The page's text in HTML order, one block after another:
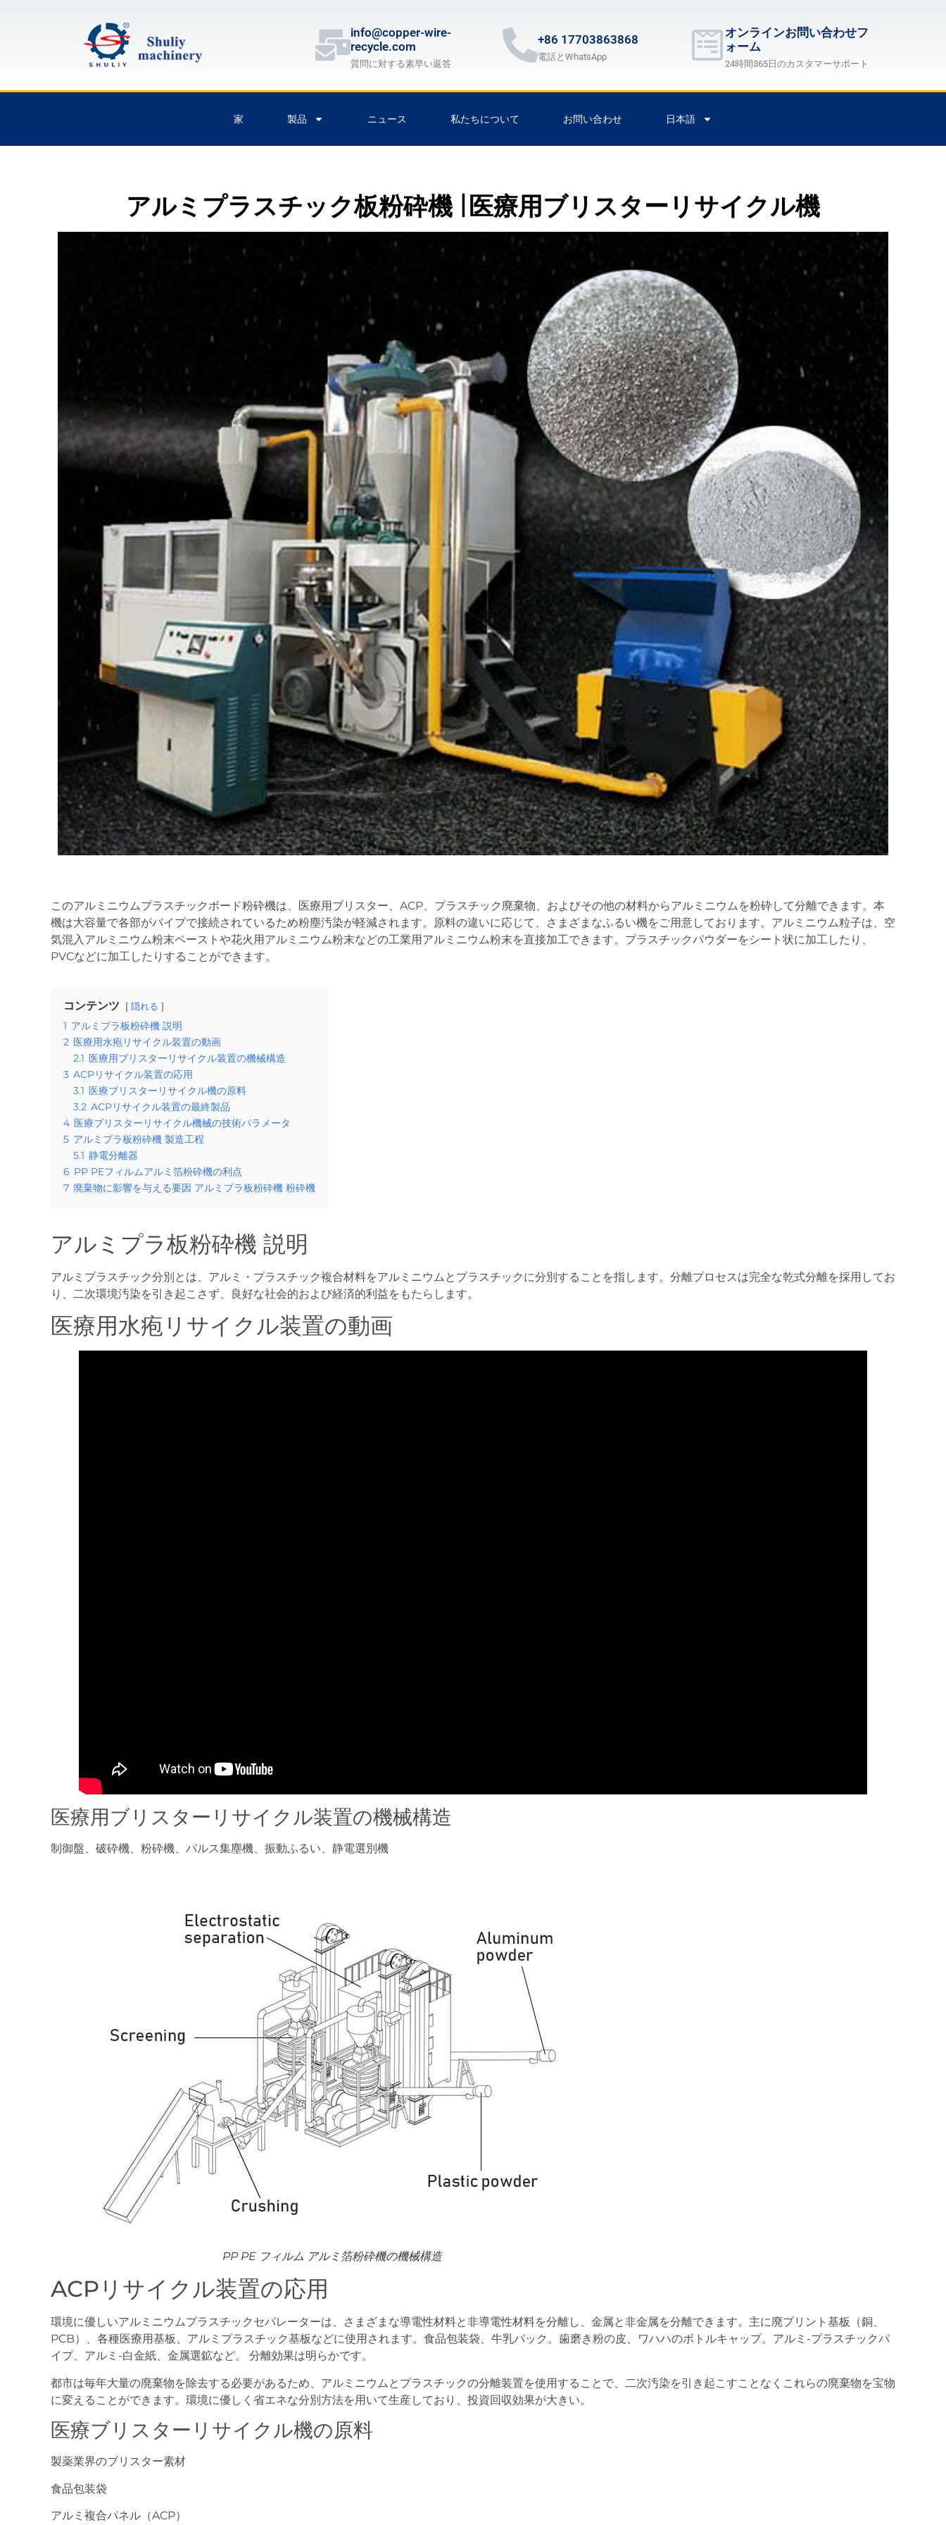
info@copper-wire-
recycle.com
質問に対する素早い返答
+86 17703863868
電話とWhatsApp
オンラインお問い合わせフ
ォーム
24時間365日のカスタマーサポート
家 製品 ニュース 私たちについて お問い合わせ 日本語
アルミプラスチック板粉砕機 |医療用ブリスターリサイクル機
このアルミニウムプラスチックボード粉砕機は、医療用ブリスター、ACP、プラスチック廃棄物、およびその他の材料からアルミニウムを粉砕して分離できます。本
機は大容量で各部がパイプで接続されているため粉塵汚染が軽減されます。原料の違いに応じて、さまざまなふるい機をご用意しております。アルミニウム粒子は、空
気混入アルミニウム粉末ペーストや花火用アルミニウム粉末などの工業用アルミニウム粉末を直接加工できます。プラスチックパウダーをシート状に加工したり、
PVCなどに加工したりすることができます。
コンテンツ 隠れる
1 アルミプラ板粉砕機 説明
2 医療用水疱リサイクル装置の動画
2.1 医療用ブリスターリサイクル装置の機械構造
3 ACPリサイクル装置の応用
3.1 医療ブリスターリサイクル機の原料
3.2 ACPリサイクル装置の最終製品
4 医療ブリスターリサイクル機械の技術パラメータ
5 アルミプラ板粉砕機 製造工程
5.1 静電分離器
6 PP PEフィルムアルミ箔粉砕機の利点
7 廃棄物に影響を与える要因 アルミプラ板粉砕機 粉砕機
アルミプラ板粉砕機 説明
アルミプラスチック分別とは、アルミ・プラスチック複合材料をアルミニウムとプラスチックに分別することを指します。分離プロセスは完全な乾式分離を採用してお
り、二次環境汚染を引き起こさず、良好な社会的および経済的利益をもたらします。
医療用水疱リサイクル装置の動画
医療用ブリスターリサイクル装置の機械構造
制御盤、破砕機、粉砕機、パルス集塵機、振動ふるい、静電選別機
PP PE フィルム アルミ箔粉砕機の機械構造
ACPリサイクル装置の応用
環境に優しいアルミニウムプラスチックセパレーターは、さまざまな導電性材料と非導電性材料を分離し、金属と非金属を分離できます。主に廃プリント基板（銅、
PCB）、各種医療用基板、アルミプラスチック基板などに使用されます。食品包装袋、牛乳パック。歯磨き粉の皮、ワハハのボトルキャップ。アルミ-プラスチックパ
イプ、アルミ-白金紙、金属選鉱など。 分離効果は明ら​​かです。
都市は毎年大量の廃棄物を除去する必要があるため、アルミニウムとプラスチックの分離装置を使用することで、二次汚染を引き起こすことなくこれらの廃棄物を宝物
に変えることができます。環境に優しく省エネな分別方法を用いて生産しており、投資回収効果が大きい。
医療ブリスターリサイクル機の原料
製薬業界のブリスター素材
食品包装袋
アルミ複合パネル（ACP）